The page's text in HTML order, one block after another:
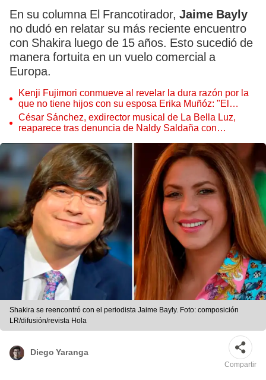
En su columna El Francotirador, Jaime Bayly
no dudó en relatar su más reciente encuentro
con Shakira luego de 15 años. Esto sucedió de
manera fortuita en un vuelo comercial a
Europa.
Kenji Fujimori conmueve al revelar la dura razón por la
que no tiene hijos con su esposa Erika Muñóz: "El
proceso judicial"
César Sánchez, exdirector musical de La Bella Luz,
reaparece tras denuncia de Naldy Saldaña con
Shakira se reencontró con el periodista Jaime Bayly. Foto: composición
LR/difusión/revista Hola
Diego Yaranga
Compartir